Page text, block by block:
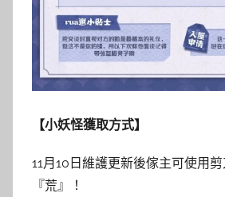
【小妖怪獲取方式】
11月10日維護更新後傢主可使用
『荒』！